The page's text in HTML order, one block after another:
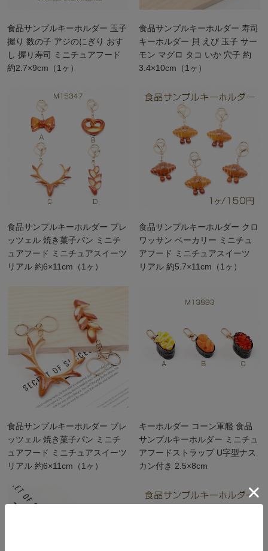
食品サンプルキーホルダー 玉子
握り 数の子 アジのにぎり おす
し 握り寿司 ミニチュアフード
約2.7×9cm（1ヶ）
食品サンプルキーホルダー 寿司
キーホルダー 貝 えび 玉子 サー
モン マグロ タコ いか 穴子 約
3.4×10cm（1ヶ）
食品サンプルキーホルダー プレ
ッツェル 焼き菓子パン ミニチ
ュアフード ミニチュアスイーツ
リアル 約6×11cm（1ヶ）
食品サンプルキーホルダー クロ
ワッサン ベーカリー ミニチュ
アフード ミニチュアスイーツ
リアル 約5.7×11cm（1ヶ）
食品サンプルキーホルダー プレ
ッツェル 焼き菓子パン ミニチ
ュアフード ミニチュアスイーツ
リアル 約6×11cm（1ヶ）
キーホルダー コーン軍艦 食品
サンプルキーホルダー ミニチュ
アフードストラップ U字型ナス
カン付き 2.5×8cm